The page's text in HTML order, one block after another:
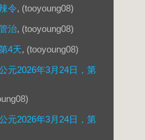
令, (tooyoung08)
治, (tooyoung08)
4天, (tooyoung08)
元2026年3月24日，第
元2026年3月24日，第